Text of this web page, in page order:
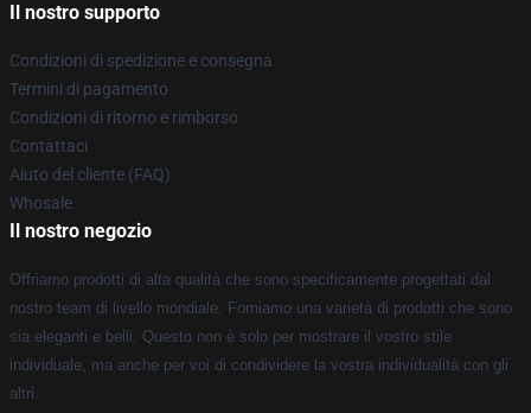
Il nostro supporto
Condizioni di spedizione e consegna
Termini di pagamento
Condizioni di ritorno e rimborso
Contattaci
Aiuto del cliente (FAQ)
Whosale
Il nostro negozio
Offriamo prodotti di alta qualità che sono specificamente progettati dal
nostro team di livello mondiale. Forniamo una varietà di prodotti che sono
sia eleganti e belli. Questo non è solo per mostrare il vostro stile
individuale, ma anche per voi di condividere la vostra individualità con gli
altri.